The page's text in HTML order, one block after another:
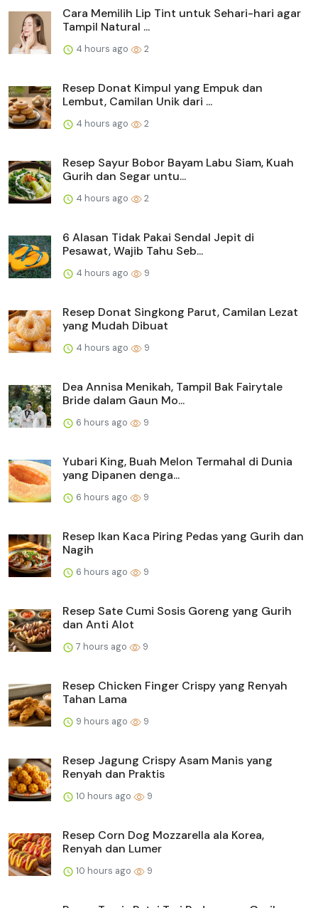
Cara Memilih Lip Tint untuk Sehari-hari agar
Tampil Natural ...
4 hours ago 2
Resep Donat Kimpul yang Empuk dan
Lembut, Camilan Unik dari ...
4 hours ago 2
Resep Sayur Bobor Bayam Labu Siam, Kuah
Gurih dan Segar untu...
4 hours ago 2
6 Alasan Tidak Pakai Sendal Jepit di
Pesawat, Wajib Tahu Seb...
4 hours ago 9
Resep Donat Singkong Parut, Camilan Lezat
yang Mudah Dibuat
4 hours ago 9
Dea Annisa Menikah, Tampil Bak Fairytale
Bride dalam Gaun Mo...
6 hours ago 9
Yubari King, Buah Melon Termahal di Dunia
yang Dipanen denga...
6 hours ago 9
Resep Ikan Kaca Piring Pedas yang Gurih dan
Nagih
6 hours ago 9
Resep Sate Cumi Sosis Goreng yang Gurih
dan Anti Alot
7 hours ago 9
Resep Chicken Finger Crispy yang Renyah
Tahan Lama
9 hours ago 9
Resep Jagung Crispy Asam Manis yang
Renyah dan Praktis
10 hours ago 9
Resep Corn Dog Mozzarella ala Korea,
Renyah dan Lumer
10 hours ago 9